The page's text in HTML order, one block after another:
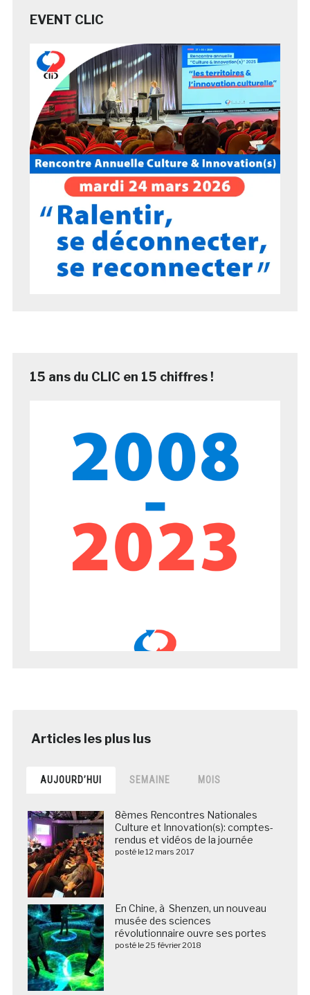
EVENT CLIC
15 ans du CLIC en 15 chiffres !
AUJOURD’HUI SEMAINE MOIS
8èmes Rencontres Nationales
Culture et Innovation(s): comptes-
rendus et vidéos de la journée
posté le 12 mars 2017
En Chine, à Shenzen, un nouveau
musée des sciences
révolutionnaire ouvre ses portes
posté le 25 février 2018